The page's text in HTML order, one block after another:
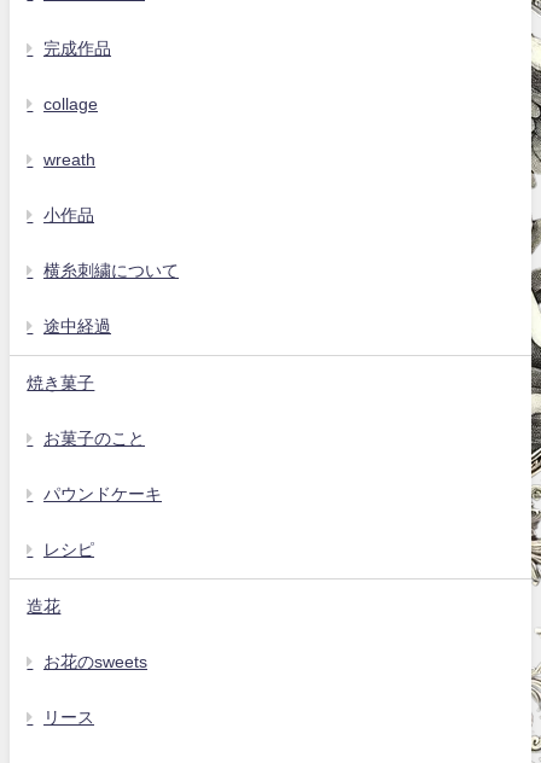
完成作品
collage
wreath
小作品
横糸刺繍について
途中経過
焼き菓子
お菓子のこと
パウンドケーキ
レシピ
造花
お花のsweets
リース